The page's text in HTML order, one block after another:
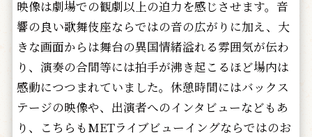
映像は劇場での観劇以上の迫力を感じさせます。音
響の良い歌舞伎座ならではの音の広がりに加え、大
きな画面からは舞台の異国情緒溢れる雰囲気が伝わ
り、演奏の合間等には拍手が沸き起こるほど場内は
感動につつまれていました。休憩時間にはバックス
テージの映像や、出演者へのインタビューなどもあ
り、こちらもMETライブビューイングならではのお